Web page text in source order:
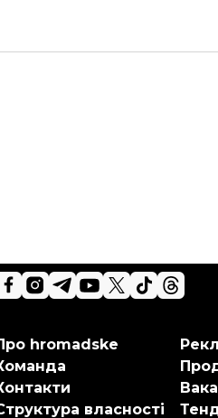
hromadske
власності